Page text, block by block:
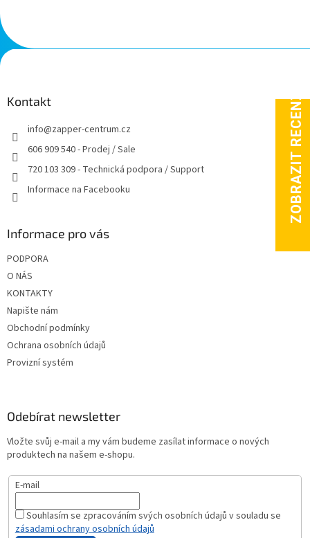
Z
á
Kontakt
info@zapper-centrum.cz
606 909 540 - Prodej / Sale
720 103 309 - Technická podpora / Support
Informace na Facebooku
Informace pro vás
PODPORA
O NÁS
KONTAKTY
Napište nám
Obchodní podmínky
Ochrana osobních údajů
Provizní systém
Odebírat newsletter
Vložte svůj e-mail a my vám budeme zasílat informace o nových
produktech na našem e-shopu.
E-mail
Souhlasím se zpracováním svých osobních údajů v souladu se
zásadami ochrany osobních údajů